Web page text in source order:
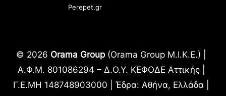
Perepet.gr
© 2026 Orama Group(Orama Group Μ.Ι.Κ.Ε.) |
Α.Φ.Μ. 801086294 – Δ.Ο.Υ. ΚΕΦΟΔΕ Αττικής |
Γ.Ε.ΜΗ 148748903000 | Έδρα: Αθήνα, Ελλάδα |